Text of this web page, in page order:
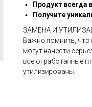
Продукт всегда
Получите
ЗАМЕНА И
Важно помнить, что
могут нанести
все отработанные
утилизированы.